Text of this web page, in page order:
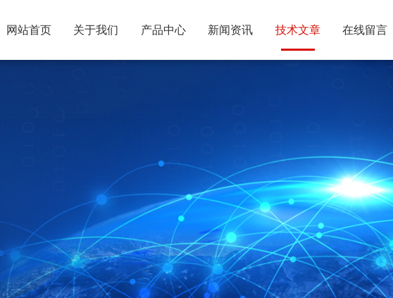
网站首页 关于我们 产品中心 新闻资讯 技术文章 在线留言